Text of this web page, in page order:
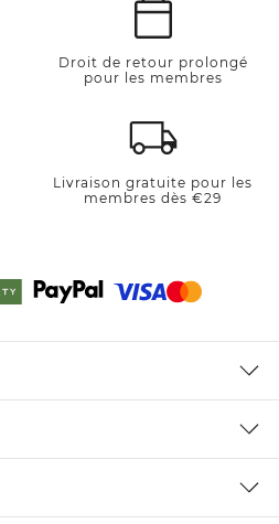
Droit de retour prolongé
pour les membres
Livraison gratuite pour les
membres dès €29